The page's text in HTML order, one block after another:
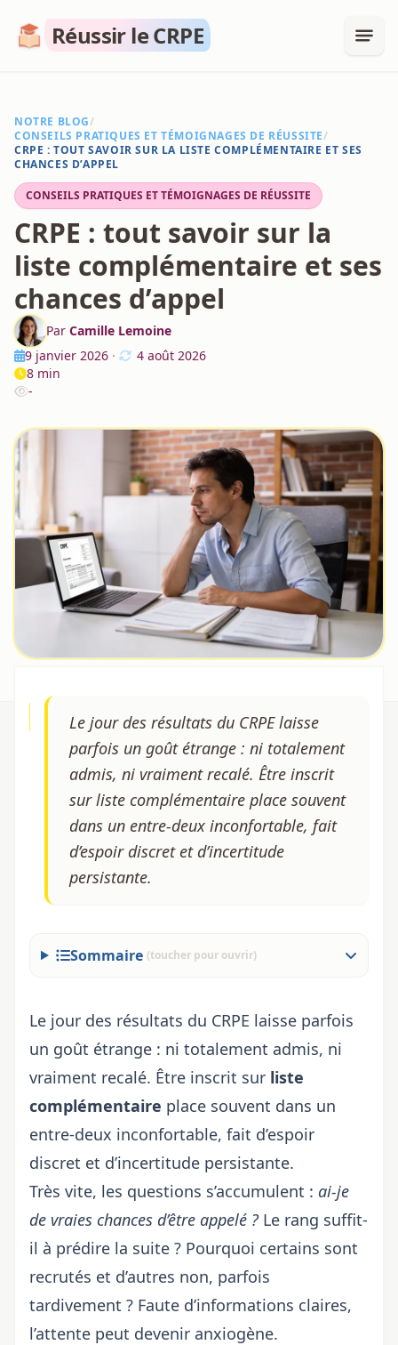
Réussir le CRPE
NOTRE BLOG/
CONSEILS PRATIQUES ET TÉMOIGNAGES DE RÉUSSITE/
CRPE : TOUT SAVOIR SUR LA LISTE COMPLÉMENTAIRE ET SES
CHANCES D’APPEL
CONSEILS PRATIQUES ET TÉMOIGNAGES DE RÉUSSITE
CRPE : tout savoir sur la
liste complémentaire et ses
chances d’appel
Par Camille Lemoine
9 janvier 2026 ·
4 août 2026
8 min
-
Le jour des résultats du CRPE laisse
parfois un goût étrange : ni totalement
admis, ni vraiment recalé. Être inscrit
sur liste complémentaire place souvent
dans un entre-deux inconfortable, fait
d’espoir discret et d’incertitude
persistante.
Sommaire (toucher pour ouvrir)
Le jour des résultats du CRPE laisse parfois
un goût étrange : ni totalement admis, ni
vraiment recalé. Être inscrit sur liste
complémentaire place souvent dans un
entre-deux inconfortable, fait d’espoir
discret et d’incertitude persistante.
Très vite, les questions s’accumulent : ai-je
de vraies chances d’être appelé ? Le rang suffit-
il à prédire la suite ? Pourquoi certains sont
recrutés et d’autres non, parfois
tardivement ? Faute d’informations claires,
l’attente peut devenir anxiogène.